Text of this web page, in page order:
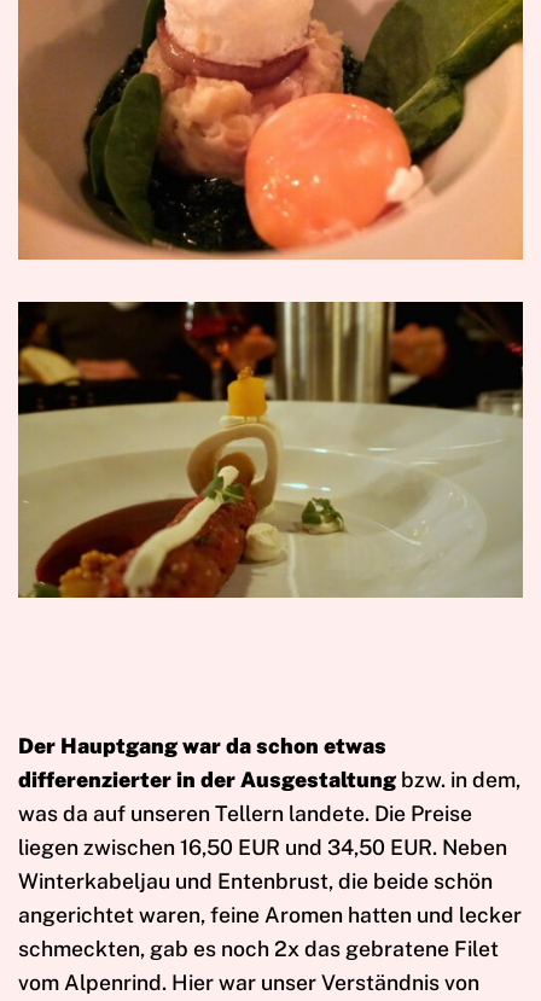
Der Hauptgang war da schon etwas
differenzierter in der Ausgestaltung bzw. in dem,
was da auf unseren Tellern landete. Die Preise
liegen zwischen 16,50 EUR und 34,50 EUR. Neben
Winterkabeljau und Entenbrust, die beide schön
angerichtet waren, feine Aromen hatten und lecker
schmeckten, gab es noch 2x das gebratene Filet
vom Alpenrind. Hier war unser Verständnis von